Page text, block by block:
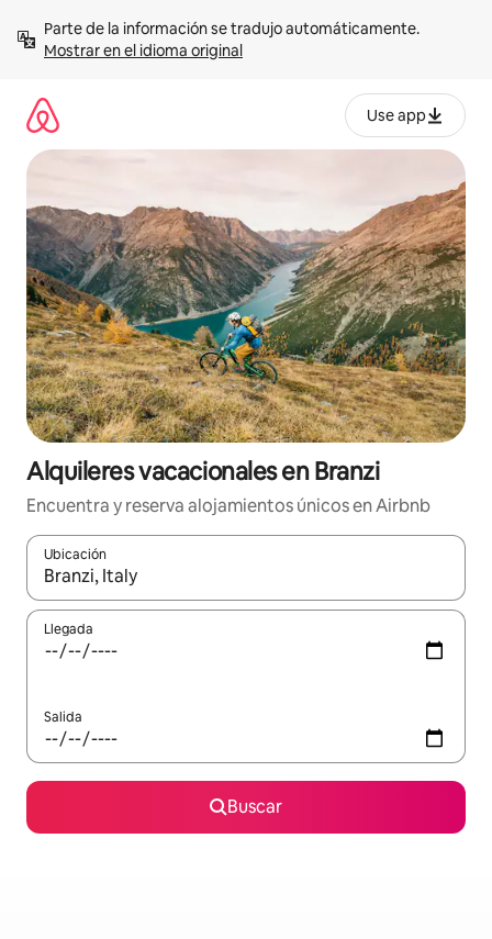
contenidoMostrar en el idioma original
Use app
Alquileres vacacionales en Branzi
Encuentra y reserva alojamientos únicos en Airbnb
Ubicación
Cuando los resultados estén disponibles, navega con las
Llegada
Salida
Buscar